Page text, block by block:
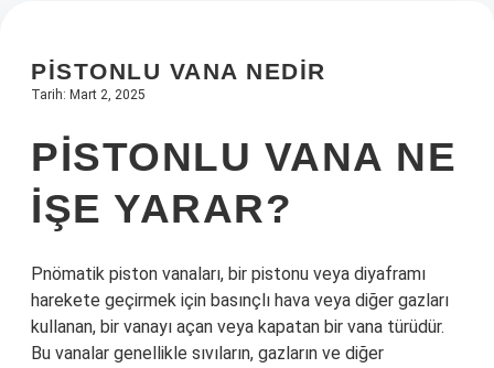
Hakkımızda
PISTONLU VANA NEDIR
Tarih: Mart 2, 2025
PISTONLU VANA NE
IŞE YARAR?
Pnömatik piston vanaları, bir pistonu veya diyaframı
harekete geçirmek için basınçlı hava veya diğer gazları
kullanan, bir vanayı açan veya kapatan bir vana türüdür.
Bu vanalar genellikle sıvıların, gazların ve diğer